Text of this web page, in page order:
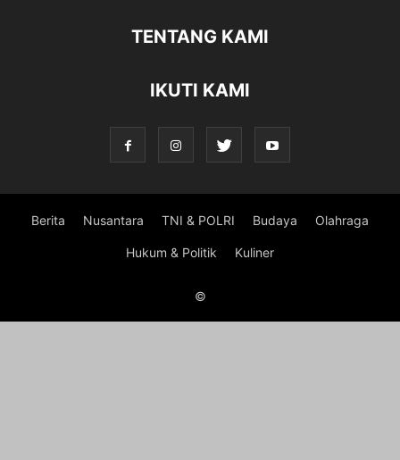
TENTANG KAMI
IKUTI KAMI
Berita Nusantara TNI & POLRI Budaya Olahraga
Hukum & Politik Kuliner
©